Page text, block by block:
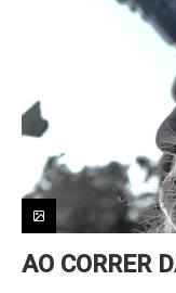
AO CORRER